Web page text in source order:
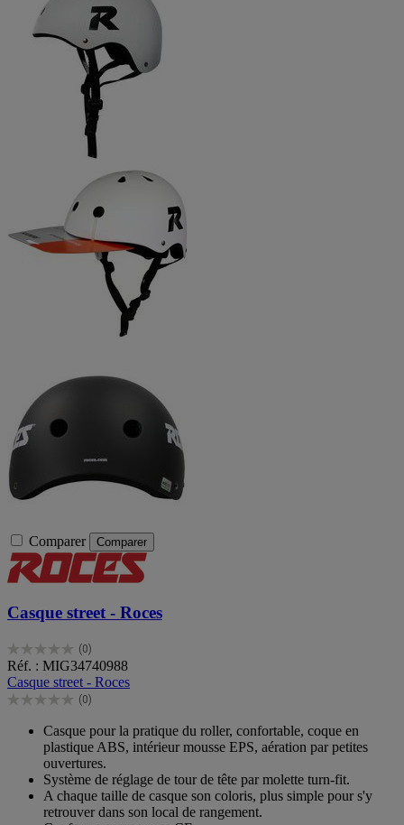
Comparer Comparer
Casque street - Roces
(0)
0.0
sur
5
étoiles.
Réf. : MIG34740988
Casque street - Roces
(0)
0.0
étoiles.
Casque pour la pratique du roller, confortable, coque en
plastique ABS, intérieur mousse EPS, aération par petites
ouvertures.
Système de réglage de tour de tête par molette turn-fit.
A chaque taille de casque son coloris, plus simple pour s'y
retrouver dans son local de rangement.